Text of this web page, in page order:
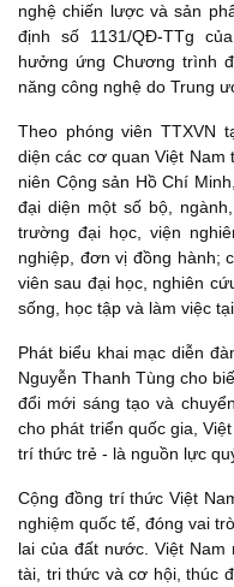
nghệ chiến lược và sản
định số 1131/QĐ-TTg
hưởng ứng Chương trình
năng công nghệ do Trung
Theo phóng viên TTXVN
diện các cơ quan Việt Nam
niên Cộng sản Hồ Chí
đại diện một số bộ,
trường đại học, viện
nghiệp, đơn vị đồng hành;
viên sau đại học, nghiên
sống, học tập và làm việc
Phát biểu khai mạc diễn
Nguyễn Thanh Tùng cho
đổi mới sáng tạo và
cho phát triển quốc gia,
trí thức trẻ - là nguồn lực
Cộng đồng trí thức Việt
nghiệm quốc tế, đóng vai
lai của đất nước. Việt Nam
tài, tri thức và cơ hội, thúc